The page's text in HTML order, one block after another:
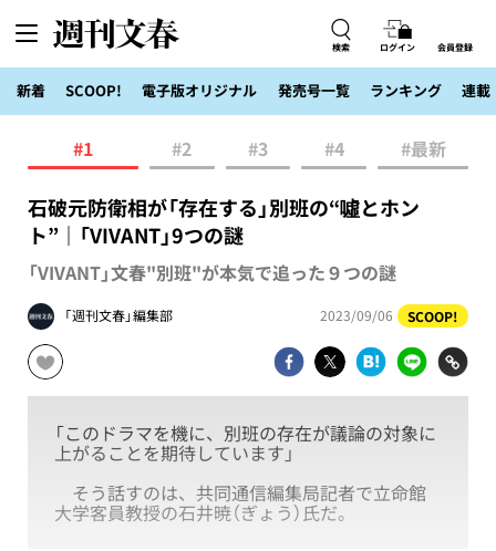
検索 ログイン 会員登録
新着 SCOOP! 電子版オリジナル 発売号一覧 ランキング 連載
#1 #2 #3 #4 #最新
石破元防衛相が「存在する」別班の“噓とホン
ト”｜「VIVANT」9つの謎
「VIVANT」文春"別班"が本気で追った９つの謎
「週刊文春」編集部 2023/09/06 SCOOP!
「このドラマを機に、別班の存在が議論の対象に
上がることを期待しています」
そう話すのは、共同通信編集局記者で立命館
大学客員教授の石井暁（ぎょう）氏だ。